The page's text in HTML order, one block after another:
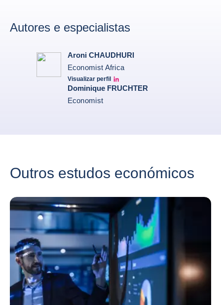
Autores e especialistas
Aroni CHAUDHURI
Economist Africa
Visualizar perfil
Aroni Linkedin
Dominique FRUCHTER
Economist
Outros estudos económicos